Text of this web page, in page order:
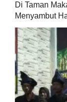
Di Taman
Menyambut